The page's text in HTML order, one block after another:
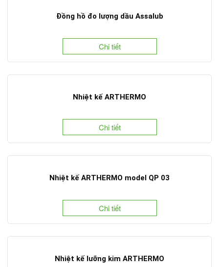
Đồng hồ đo lượng dầu Assalub
Chi tiết
Nhiệt kế ARTHERMO
Chi tiết
Nhiệt kế ARTHERMO model QP 03
Chi tiết
Nhiệt kế lưỡng kim ARTHERMO